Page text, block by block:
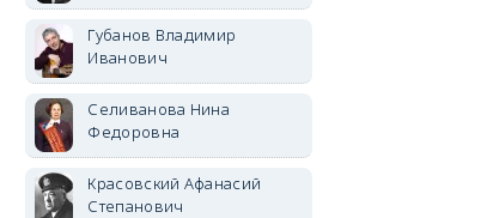
Губанов Владимир
Иванович
Селиванова Нина
Федоровна
Красовский Афанасий
Степанович